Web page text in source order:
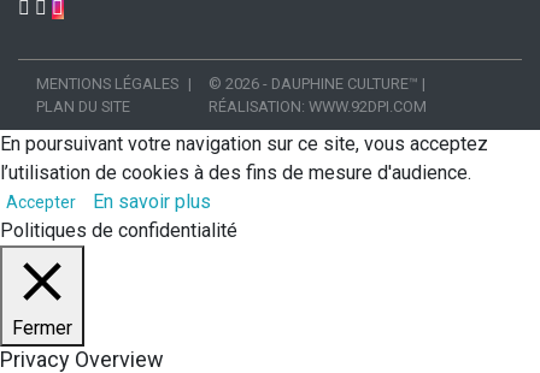
MENTIONS LÉGALES
PLAN DU SITE
© 2026 - DAUPHINE CULTURE™ |
RÉALISATION: WWW.92DPI.COM
En poursuivant votre navigation sur ce site, vous acceptez
l’utilisation de cookies à des fins de mesure d'audience.
Accepter
En savoir plus
Politiques de confidentialité
Fermer
Privacy Overview